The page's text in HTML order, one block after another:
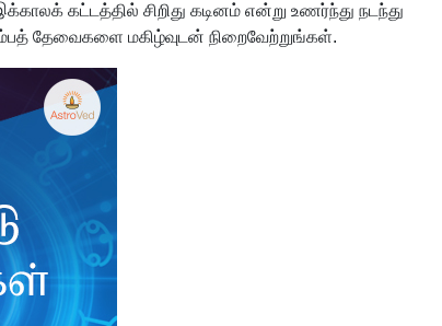
கட்டத்தில் சிறிது கடினம் என்று உணர்ந்து நடந்து
தேவைகளை மகிழ்வுடன் நிறைவேற்றுங்கள்.